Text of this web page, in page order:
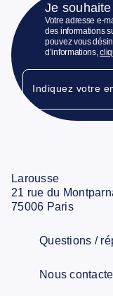
Je
Votre adresse e-
des informations
pouvez vous
d’informations,
Indiquez votre
Larousse
21 rue du
75006 Paris
Questions /
Nous